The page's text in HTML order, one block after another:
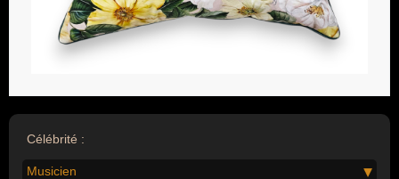
Célébrité :
Musicien